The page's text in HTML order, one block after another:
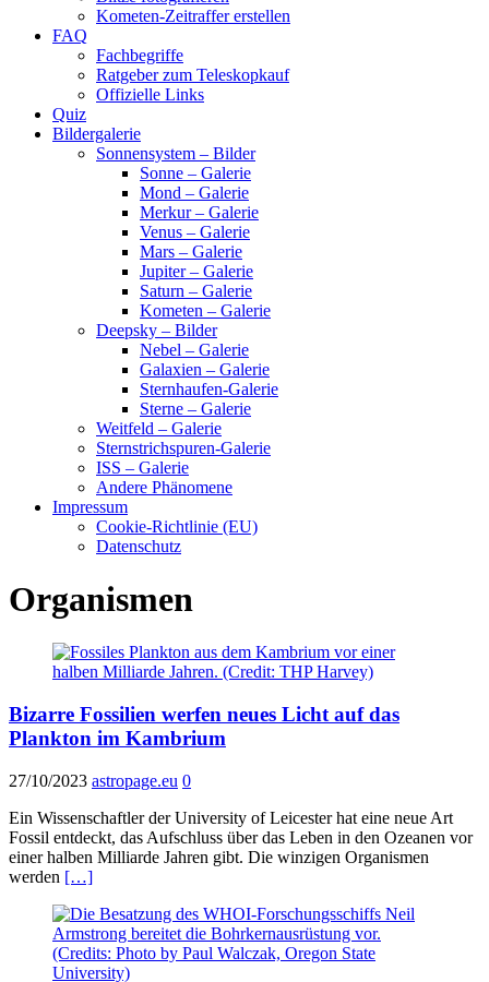
Kometen-Zeitraffer erstellen
FAQ
Fachbegriffe
Ratgeber zum Teleskopkauf
Offizielle Links
Quiz
Bildergalerie
Sonnensystem – Bilder
Sonne – Galerie
Mond – Galerie
Merkur – Galerie
Venus – Galerie
Mars – Galerie
Jupiter – Galerie
Saturn – Galerie
Kometen – Galerie
Deepsky – Bilder
Nebel – Galerie
Galaxien – Galerie
Sternhaufen-Galerie
Sterne – Galerie
Weitfeld – Galerie
Sternstrichspuren-Galerie
ISS – Galerie
Andere Phänomene
Impressum
Cookie-Richtlinie (EU)
Datenschutz
Organismen
Bizarre Fossilien werfen neues Licht auf das
Plankton im Kambrium
27/10/2023 astropage.eu 0
Ein Wissenschaftler der University of Leicester hat eine neue Art
Fossil entdeckt, das Aufschluss über das Leben in den Ozeanen vor
einer halben Milliarde Jahren gibt. Die winzigen Organismen
werden […]